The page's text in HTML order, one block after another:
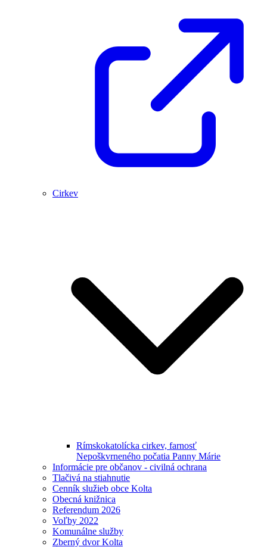
Cirkev
Rímskokatolícka cirkev, farnosť
Nepoškvrneného počatia Panny Márie
Informácie pre občanov - civilná ochrana
Tlačivá na stiahnutie
Cenník služieb obce Kolta
Obecná knižnica
Referendum 2026
Voľby 2022
Komunálne služby
Zberný dvor Kolta